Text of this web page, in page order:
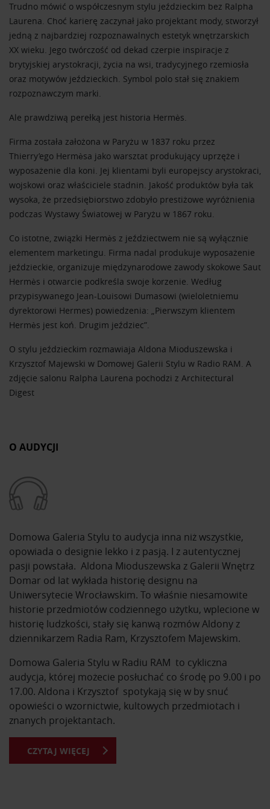
Trudno mówić o współczesnym stylu jeździeckim bez Ralpha
Laurena. Choć karierę zaczynał jako projektant mody, stworzył
jedną z najbardziej rozpoznawalnych estetyk wnętrzarskich
XX wieku. Jego twórczość od dekad czerpie inspiracje z
brytyjskiej arystokracji, życia na wsi, tradycyjnego rzemiosła
oraz motywów jeździeckich. Symbol polo stał się znakiem
rozpoznawczym marki.
Ale prawdziwą perełką jest historia Hermès.
Firma została założona w Paryżu w 1837 roku przez
Thierry’ego Hermèsa jako warsztat produkujący uprzęże i
wyposażenie dla koni. Jej klientami byli europejscy arystokraci,
wojskowi oraz właściciele stadnin. Jakość produktów była tak
wysoka, że przedsiębiorstwo zdobyło prestiżowe wyróżnienia
podczas Wystawy Światowej w Paryżu w 1867 roku.
Co istotne, związki Hermès z jeździectwem nie są wyłącznie
elementem marketingu. Firma nadal produkuje wyposażenie
jeździeckie, organizuje międzynarodowe zawody skokowe Saut
Hermès i otwarcie podkreśla swoje korzenie. Według
przypisywanego Jean-Louisowi Dumasowi (wieloletniemu
dyrektorowi Hermes) powiedzenia: „Pierwszym klientem
Hermès jest koń. Drugim jeździec”.
O stylu jeździeckim rozmawiaja Aldona Mioduszewska i
Krzysztof Majewski w Domowej Galerii Stylu w Radio RAM. A
zdjęcie salonu Ralpha Laurena pochodzi z Architectural
Digest
O AUDYCJI
Domowa Galeria Stylu to audycja inna niż wszystkie,
opowiada o designie lekko i z pasją. I z autentycznej
pasji powstała. Aldona Mioduszewska z Galerii Wnętrz
Domar od lat wykłada historię designu na
Uniwersytecie Wrocławskim. To właśnie niesamowite
historie przedmiotów codziennego użytku, wplecione w
historię ludzkości, stały się kanwą rozmów Aldony z
dziennikarzem Radia Ram, Krzysztofem Majewskim.
Domowa Galeria Stylu w Radiu RAM to cykliczna
audycja, której możecie posłuchać co środę po 9.00 i po
17.00. Aldona i Krzysztof spotykają się w by snuć
opowieści o wzornictwie, kultowych przedmiotach i
znanych projektantach.
Z Domowej Galerii Stylu dowiesz się o kultowych
CZYTAJ WIĘCEJ